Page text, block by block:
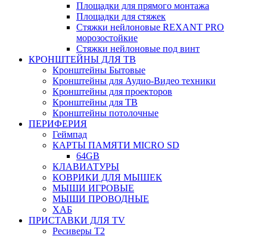
Площадки для прямого монтажа
Площадки для стяжек
Стяжки нейлоновые REXANT PRO
морозостойкие
Стяжки нейлоновые под винт
КРОНШТЕЙНЫ ДЛЯ ТВ
Кронштейны Бытовые
Кронштейны для Аудио-Видео техники
Кронштейны для проекторов
Кронштейны для ТВ
Кронштейны потолочные
ПЕРИФЕРИЯ
Геймпад
КАРТЫ ПАМЯТИ MICRO SD
64GB
КЛАВИАТУРЫ
КОВРИКИ ДЛЯ МЫШЕК
МЫШИ ИГРОВЫЕ
МЫШИ ПРОВОДНЫЕ
ХАБ
ПРИСТАВКИ ДЛЯ TV
Ресиверы Т2